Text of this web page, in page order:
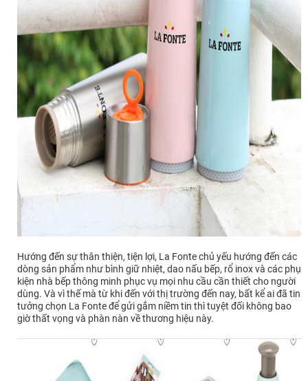
Hướng đến sự thân thiện, tiện lợi, La Fonte chủ yếu hướng đến các
dòng sản phẩm như bình giữ nhiệt, dao nấu bếp, rổ inox và các phụ
kiện nhà bếp thông minh phục vụ mọi nhu cầu cần thiết cho người
dùng. Và vì thế mà từ khi đến với thị trường đến nay, bất kể ai đã tin
tưởng chọn La Fonte để gửi gắm niềm tin thì tuyệt đối không bao
giờ thất vọng và phàn nàn về thương hiệu này.